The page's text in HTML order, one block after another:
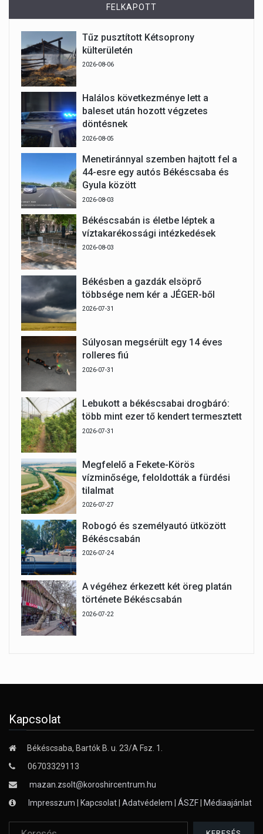
FELKAPOTT
Tűz pusztított Kétsoprony
külterületén
2026-08-06
Halálos következménye lett a
baleset után hozott végzetes
döntésnek
2026-08-05
Menetiránnyal szemben hajtott fel a
44-esre egy autós Békéscsaba és
Gyula között
2026-08-03
Békéscsabán is életbe léptek a
víztakarékossági intézkedések
2026-08-03
Békésben a gazdák elsöprő
többsége nem kér a JÉGER-ből
2026-07-31
Súlyosan megsérült egy 14 éves
rolleres fiú
2026-07-31
Lebukott a békéscsabai drogbáró:
több mint ezer tő kendert termesztett
2026-07-31
Megfelelő a Fekete-Körös
vízminősége, feloldották a fürdési
tilalmat
2026-07-27
Robogó és személyautó ütközött
Békéscsabán
2026-07-24
A végéhez érkezett két öreg platán
története Békéscsabán
2026-07-22
Kapcsolat
Békéscsaba, Bartók B. u. 23/A Fsz. 1.
06703329113
mazan.zsolt@koroshircentrum.hu
Impresszum
Kapcsolat Adatvédelem ÁSZF Médiaajánlat